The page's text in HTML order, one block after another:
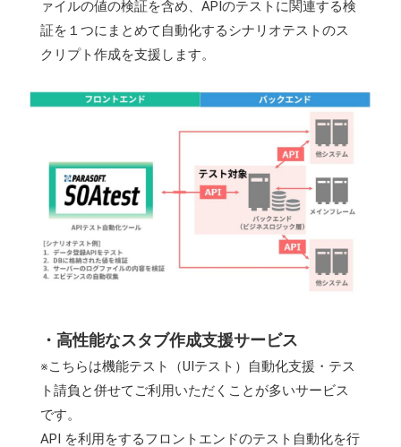
ァイルの値の検証を含め、APIのテストに関連する検
証を１つにまとめて自動化するシナリオテストのス
クリプト作成を支援します。
・高性能なスタブ作成支援サービス
※こちらは機能テスト（UIテスト）自動化支援・テス
ト請負と併せてご利用いただくことが多いサービス
です。
API を利用をするフロントエンドのテスト自動化を行